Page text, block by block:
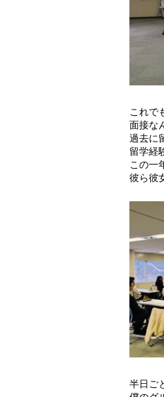
これで
面接な
過去に
留学経
この一
彼ら彼
半日ご